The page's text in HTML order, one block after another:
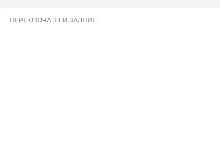
ПЕРЕКЛЮЧАТЕЛИ ЗАДНИЕ